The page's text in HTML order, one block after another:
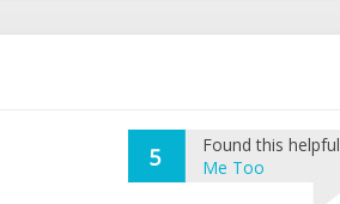
5
Found this helpful
Me Too